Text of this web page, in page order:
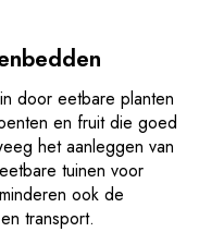
door eetbare planten
en fruit die goed
het aanleggen van
tuinen voor
ook de
transport.